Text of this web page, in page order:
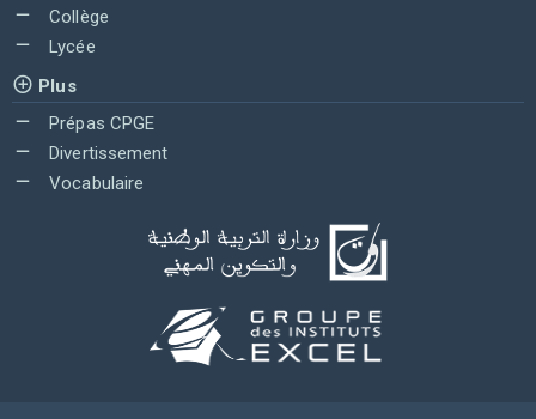
Collège
Lycée
Plus
Prépas CPGE
Divertissement
Vocabulaire